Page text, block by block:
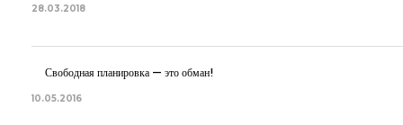
28.03.2018
Свободная планировка — это обман!
10.05.2016